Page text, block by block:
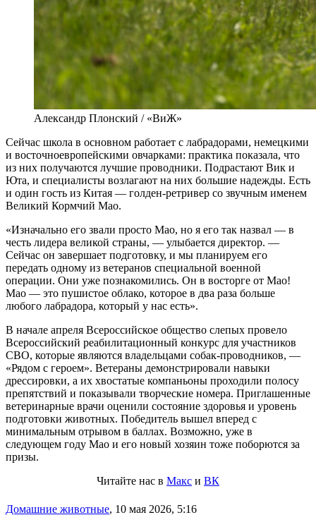
Александр Плонский / «ВиЖ»
Сейчас школа в основном работает с лабрадорами, немецкими
и восточноевропейскими овчарками: практика показала, что
из них получаются лучшие проводники. Подрастают Вик и
Юта, и специалисты возлагают на них большие надежды. Есть
и один гость из Китая — голден-ретривер со звучным именем
Великий Кормчий Мао.
«Изначально его звали просто Мао, но я его так назвал — в
честь лидера великой страны, — улыбается директор. —
Сейчас он завершает подготовку, и мы планируем его
передать одному из ветеранов специальной военной
операции. Они уже познакомились. Он в восторге от Мао!
Мао — это пушистое облако, которое в два раза больше
любого лабрадора, который у нас есть».
В начале апреля Всероссийское общество слепых провело
Всероссийский реабилитационный конкурс для участников
СВО, которые являются владельцами собак-проводников, —
«Рядом с героем». Ветераны демонстрировали навыки
дрессировки, а их хвостатые компаньоны проходили полосу
препятствий и показывали творческие номера. Приглашенные
ветеринарные врачи оценили состояние здоровья и уровень
подготовки животных. Победитель вышел вперед с
минимальным отрывом в баллах. Возможно, уже в
следующем году Мао и его новый хозяин тоже поборются за
призы.
Читайте нас в Макс и ВК
Домашние животные, 10 мая 2026, 5:16